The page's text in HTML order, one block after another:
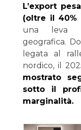
L’export
(oltre il 40%
una leva
geografica.
legata al
nordico, il
mostrato
sotto il
marginalità.